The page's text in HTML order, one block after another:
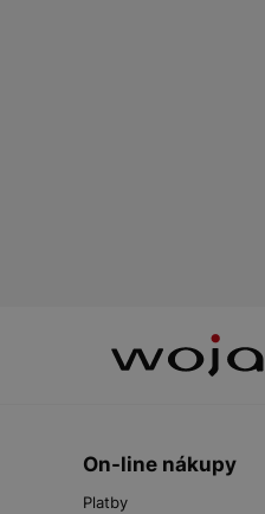
On-line nákupy
Platby